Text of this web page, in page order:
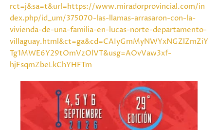
rct=j&sa=t&url=https://www.miradorprovincial.com/in
dex.php/id_um/375070-las-llamas-arrasaron-con-la-
vivienda-de-una-familia-en-lucas-norte-departamento-
villaguay.html&ct=ga&cd=CAIyGmMyNWYxNGZlZmZiY
Tg1MWE6Y29tOmVzOlVT&usg=AOvVaw3xf-
hjFsqmZbeLkChYHFTm